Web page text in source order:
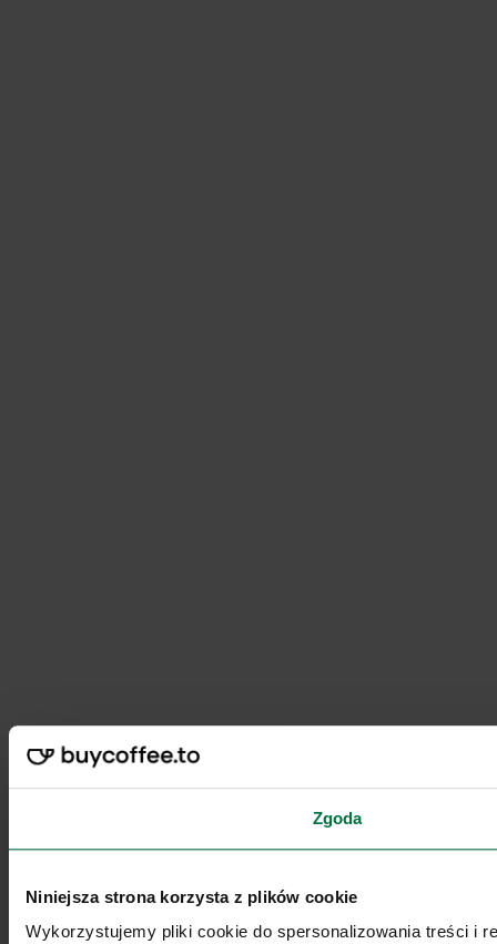
Zgoda
Niniejsza strona korzysta z plików cookie
Wykorzystujemy pliki cookie do spersonalizowania treści i